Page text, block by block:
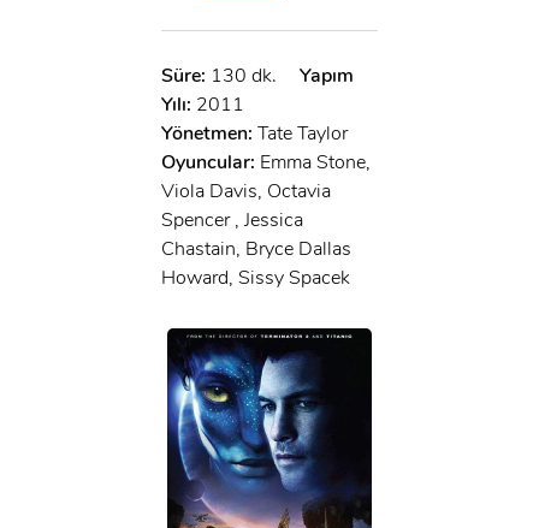
GIRIŞ
Süre: 130 dk.
Yapım
Yılı: 2011
Yönetmen: Tate Taylor
Oyuncular: Emma Stone,
Viola Davis, Octavia
Spencer , Jessica
Chastain, Bryce Dallas
Howard, Sissy Spacek